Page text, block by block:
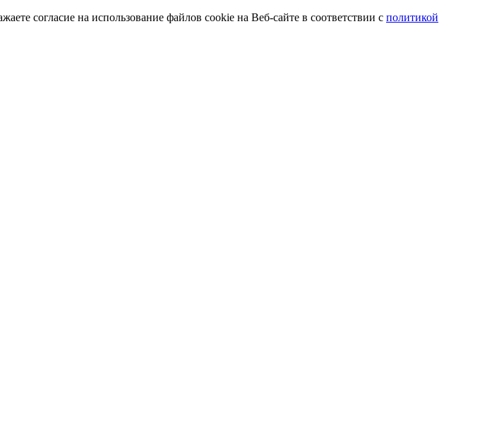
согласие на использование файлов cookie на Веб-сайте в соответствии с политикой